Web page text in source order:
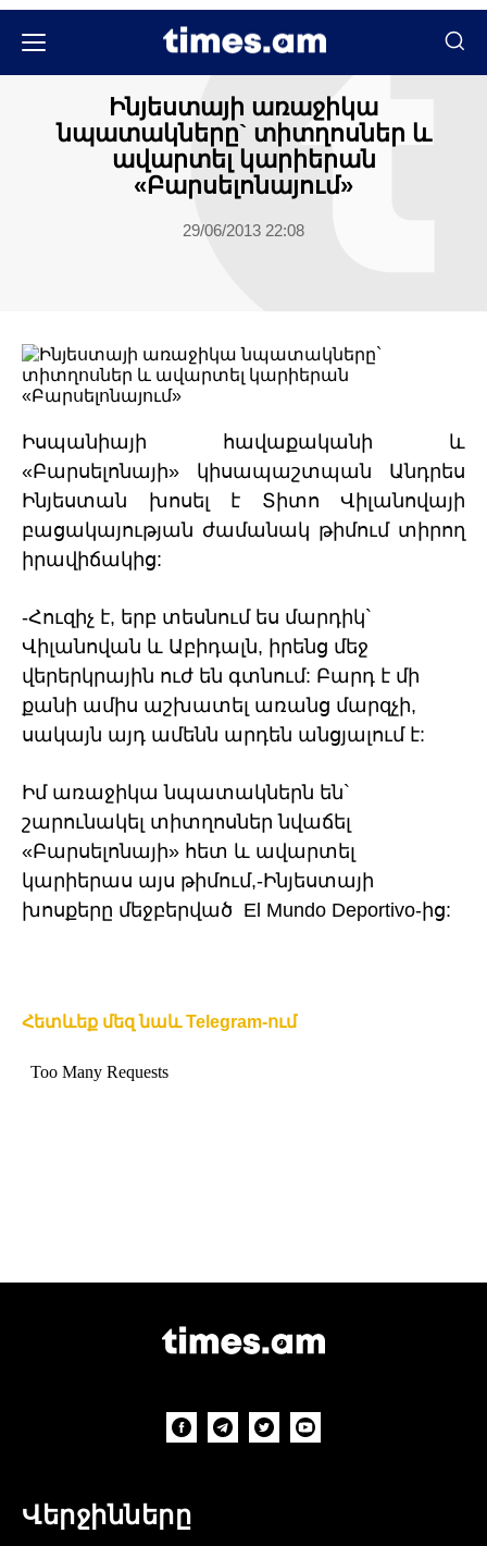
Ինյեստայի առաջիկա
նպատակները` տիտղոսներ և
ավարտել կարիերան
«Բարսելոնայում»
29/06/2013 22:08
Իսպանիայի հավաքականի և
«Բարսելոնայի» կիսապաշտպան Անդրես
Ինյեստան խոսել է Տիտո Վիլանովայի
բացակայության ժամանակ թիմում տիրող
իրավիճակից:
-Հուզիչ է, երբ տեսնում ես մարդիկ`
Վիլանովան և Աբիդալն, իրենց մեջ
վերերկրային ուժ են գտնում: Բարդ է մի
քանի ամիս աշխատել առանց մարզչի,
սակայն այդ ամենն արդեն անցյալում է:
Իմ առաջիկա նպատակներն են`
շարունակել տիտղոսներ նվաճել
«Բարսելոնայի» հետ և ավարտել
կարիերաս այս թիմում,-Ինյեստայի
խոսքերը մեջբերված El Mundo Deportivo-ից:
Հետևեք մեզ նաև Telegram-ում
Վերջինները